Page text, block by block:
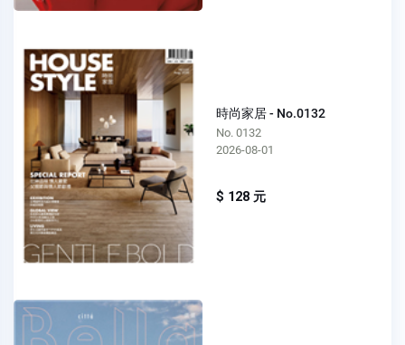
時尚家居 - No.0132
No. 0132
2026-08-01
$ 128 元